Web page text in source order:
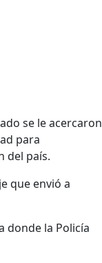
se le acercaron
para
del país.
que envió a
donde la Policía